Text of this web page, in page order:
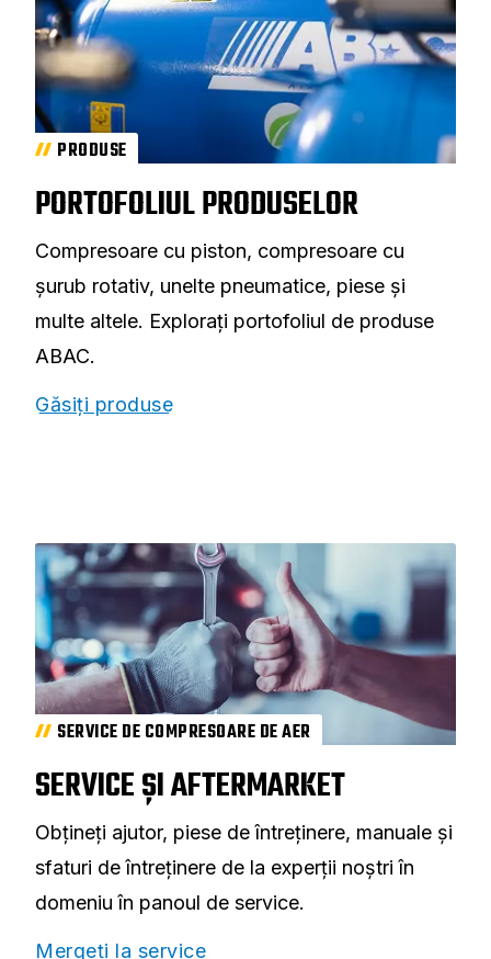
PRODUSE
PORTOFOLIUL PRODUSELOR
Compresoare cu piston, compresoare cu
șurub rotativ, unelte pneumatice, piese și
multe altele. Explorați portofoliul de produse
ABAC.
Găsiți produse
SERVICE DE COMPRESOARE DE AER
SERVICE ȘI AFTERMARKET
Obțineți ajutor, piese de întreținere, manuale și
sfaturi de întreținere de la experții noștri în
domeniu în panoul de service.
Mergeți la service